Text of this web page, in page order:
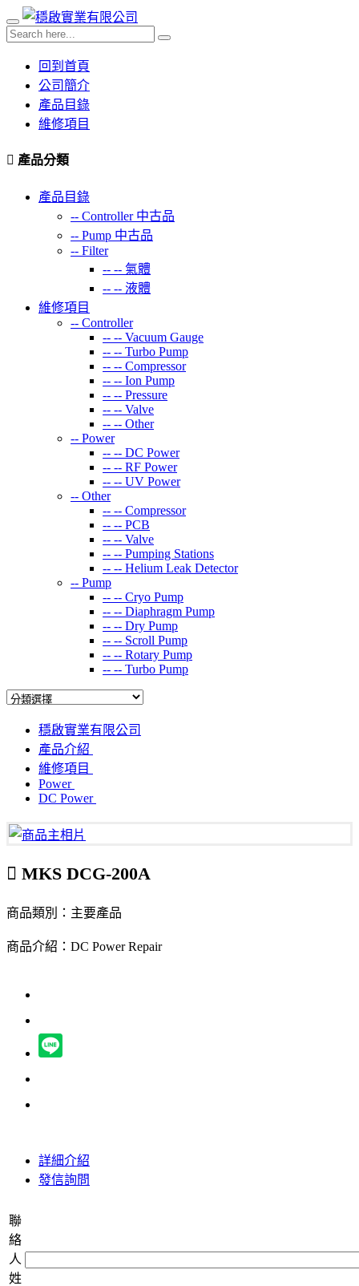
回到首頁
公司簡介
產品目錄
維修項目
產品分類
產品目錄
-- Controller 中古品
-- Pump 中古品
-- Filter
-- -- 氣體
-- -- 液體
維修項目
-- Controller
-- -- Vacuum Gauge
-- -- Turbo Pump
-- -- Compressor
-- -- Ion Pump
-- -- Pressure
-- -- Valve
-- -- Other
-- Power
-- -- DC Power
-- -- RF Power
-- -- UV Power
-- Other
-- -- Compressor
-- -- PCB
-- -- Valve
-- -- Pumping Stations
-- -- Helium Leak Detector
-- Pump
-- -- Cryo Pump
-- -- Diaphragm Pump
-- -- Dry Pump
-- -- Scroll Pump
-- -- Rotary Pump
-- -- Turbo Pump
穩啟實業有限公司
產品介紹
維修項目
Power
DC Power
MKS DCG-200A
商品類別：主要產品
商品介紹：DC Power Repair
詳細介紹
發信詢問
聯
絡
人
姓